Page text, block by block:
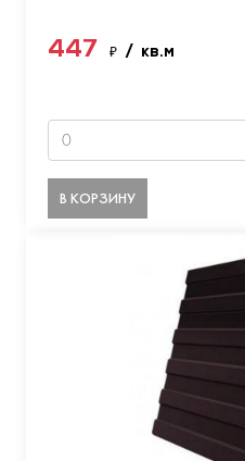
447 ₽ / кв.м
В КОРЗИНУ